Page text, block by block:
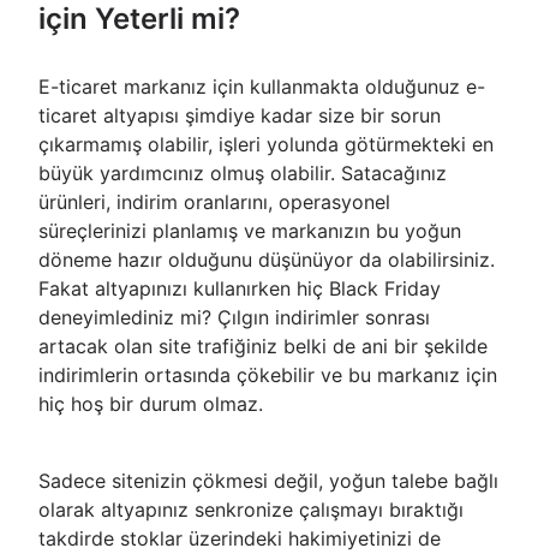
için Yeterli mi?
E-ticaret markanız için kullanmakta olduğunuz e-
ticaret altyapısı şimdiye kadar size bir sorun
çıkarmamış olabilir, işleri yolunda götürmekteki en
büyük yardımcınız olmuş olabilir. Satacağınız
ürünleri, indirim oranlarını, operasyonel
süreçlerinizi planlamış ve markanızın bu yoğun
döneme hazır olduğunu düşünüyor da olabilirsiniz.
Fakat altyapınızı kullanırken hiç Black Friday
deneyimlediniz mi? Çılgın indirimler sonrası
artacak olan site trafiğiniz belki de ani bir şekilde
indirimlerin ortasında çökebilir ve bu markanız için
hiç hoş bir durum olmaz.
Sadece sitenizin çökmesi değil, yoğun talebe bağlı
olarak altyapınız senkronize çalışmayı bıraktığı
takdirde stoklar üzerindeki hakimiyetinizi de